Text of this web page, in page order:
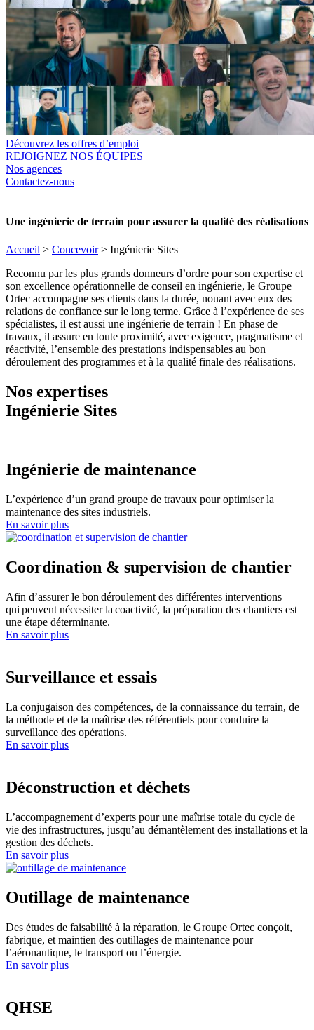
Découvrez les offres d’emploi
REJOIGNEZ NOS ÉQUIPES
Nos agences
Contactez-nous
Une ingénierie de terrain pour assurer la qualité des réalisations
Accueil > Concevoir> Ingénierie Sites
Reconnu par les plus grands donneurs d’ordre pour son expertise et
son excellence opérationnelle de conseil en ingénierie, le Groupe
Ortec accompagne ses clients dans la durée, nouant avec eux des
relations de confiance sur le long terme. Grâce à l’expérience de ses
spécialistes, il est aussi une ingénierie de terrain ! En phase de
travaux, il assure en toute proximité, avec exigence, pragmatisme et
réactivité, l’ensemble des prestations indispensables au bon
déroulement des programmes et à la qualité finale des réalisations.
Nos expertises
Ingénierie Sites
Ingénierie de maintenance
L’expérience d’un grand groupe de travaux pour optimiser la
maintenance des sites industriels.
En savoir plus
Coordination & supervision de chantier
Afin d’assurer le bon déroulement des différentes interventions
qui peuvent nécessiter la coactivité, la préparation des chantiers est
une étape déterminante.
En savoir plus
Surveillance et essais
La conjugaison des compétences, de la connaissance du terrain, de
la méthode et de la maîtrise des référentiels pour conduire la
surveillance des opérations.
En savoir plus
Déconstruction et déchets
L’accompagnement d’experts pour une maîtrise totale du cycle de
vie des infrastructures, jusqu’au démantèlement des installations et la
gestion des déchets.
En savoir plus
Outillage de maintenance
Des études de faisabilité à la réparation, le Groupe Ortec conçoit,
fabrique, et maintien des outillages de maintenance pour
l’aéronautique, le transport ou l’énergie.
En savoir plus
QHSE